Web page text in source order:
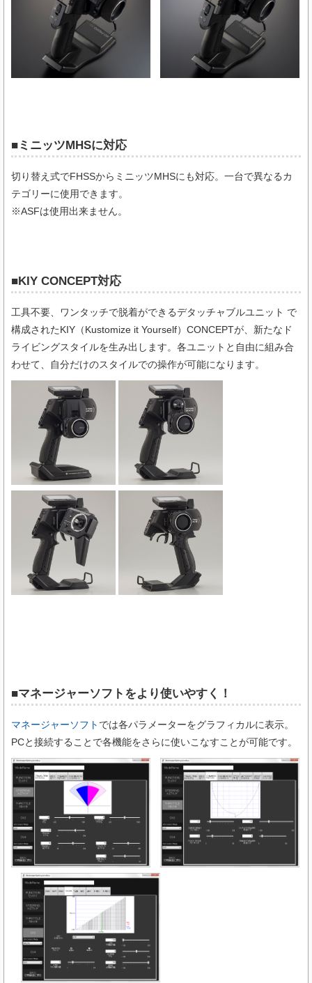
■ミニッツMHSに対応
切り替え式でFHSSからミニッツMHSにも対応。一台で異なるカ
テゴリーに使用できます。
※ASFは使用出来ません。
■KIY CONCEPT対応
工具不要、ワンタッチで脱着ができるデタッチャブルユニット で
構成されたKIY（Kustomize it Yourself）CONCEPTが、新たなド
ライビングスタイルを生み出します。各ユニットと自由に組み合
わせて、自分だけのスタイルでの操作が可能になります。
■マネージャーソフトをより使いやすく！
マネージャーソフト では各パラメーターをグラフィカルに表示。
PCと接続することで各機能をさらに使いこなすことが可能です。